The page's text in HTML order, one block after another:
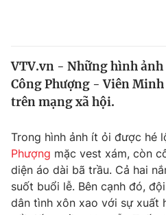
Thế giới
Tin tức
Câu chuyện quốc tế
Kinh tế
Tài chính
Thị trường
Góc doanh nghiệp
Dữ liệu và đời sống
Truyền hình
VTV.vn - Những hình ảnh
Công Phượng - Viên Minh
trên mạng xã hội.
Trong hình ảnh ít ỏi được hé
Phượng mặc vest xám, còn
diện áo dài bã trầu. Cả hai
suốt buổi lễ. Bên cạnh đó,
dân tình xôn xao với sự xuất